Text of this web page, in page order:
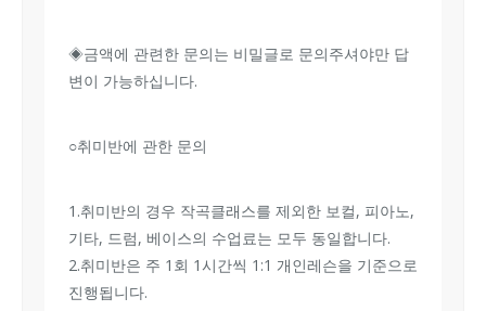
◈금액에 관련한 문의는 비밀글로 문의주셔야만 답
변이 가능하십니다.
○취미반에 관한 문의
1.취미반의 경우 작곡클래스를 제외한 보컬, 피아노,
기타, 드럼, 베이스의 수업료는 모두 동일합니다.
2.취미반은 주 1회 1시간씩 1:1 개인레슨을 기준으로
진행됩니다.